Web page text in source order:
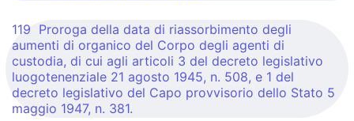
119 Proroga della data di riassorbimento degli
aumenti di organico del Corpo degli agenti di
custodia, di cui agli articoli 3 del decreto legislativo
luogotenenziale 21 agosto 1945, n. 508, e 1 del
decreto legislativo del Capo provvisorio dello Stato 5
maggio 1947, n. 381.